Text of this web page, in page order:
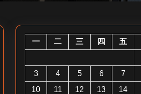
一 二 三 四 五
3
4 5 6 7
10
11 12 13 14